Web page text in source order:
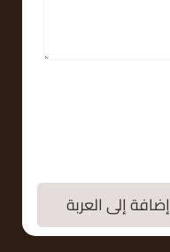
إضافة إلى العربة